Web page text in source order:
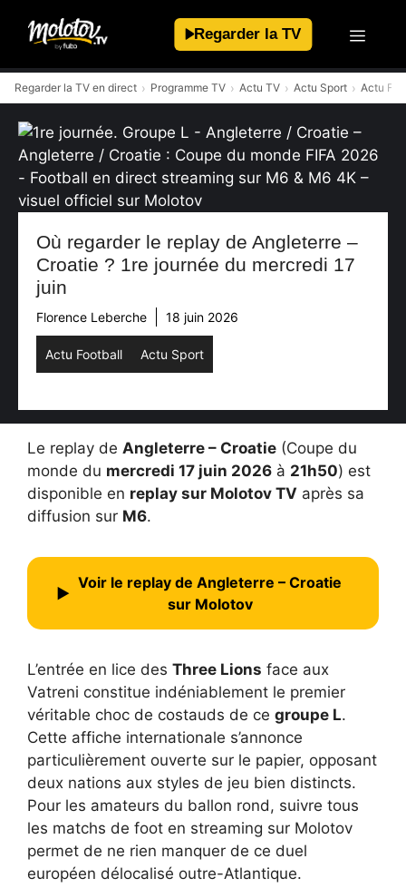
Regarder la TV
Regarder la TV en direct Programme TV Actu TV Actu Sport Actu
Où regarder le replay de Angleterre –
Croatie ? 1re journée du mercredi 17
juin
Florence Leberche 18 juin 2026
Actu Football Actu Sport
Le replay de Angleterre – Croatie (Coupe du
monde du mercredi 17 juin 2026 à 21h50) est
disponible en replay sur Molotov TV après sa
diffusion sur M6.
▶
Voir le replay de Angleterre – Croatie
sur Molotov
L’entrée en lice des Three Lions face aux
Vatreni constitue indéniablement le premier
véritable choc de costauds de ce groupe L.
Cette affiche internationale s’annonce
particulièrement ouverte sur le papier, opposant
deux nations aux styles de jeu bien distincts.
Pour les amateurs du ballon rond, suivre tous
les matchs de foot en streaming sur Molotov
permet de ne rien manquer de ce duel
européen délocalisé outre-Atlantique.